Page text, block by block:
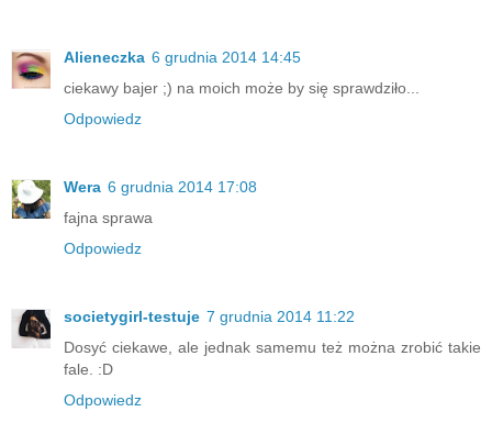
Alieneczka 6 grudnia 2014 14:45
ciekawy bajer ;) na moich może by się sprawdziło...
Odpowiedz
Wera 6 grudnia 2014 17:08
fajna sprawa
Odpowiedz
societygirl-testuje 7 grudnia 2014 11:22
Dosyć ciekawe, ale jednak samemu też można zrobić takie
fale. :D
Odpowiedz